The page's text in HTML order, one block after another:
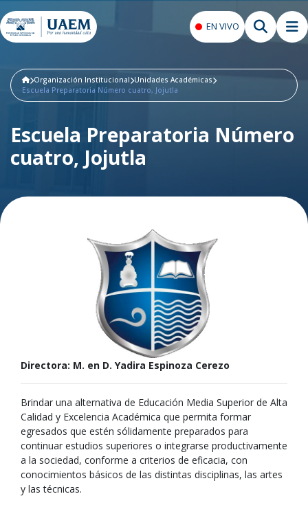
EN VIVO
Organización Institucional Unidades Académicas
Escuela Preparatoria Número cuatro, Jojutla
Escuela Preparatoria Número
cuatro, Jojutla
Directora: M. en D. Yadira Espinoza Cerezo
Brindar una alternativa de Educación Media Superior de Alta
Calidad y Excelencia Académica que permita formar
egresados que estén sólidamente preparados para
continuar estudios superiores o integrarse productivamente
a la sociedad, conforme a criterios de eficacia, con
conocimientos básicos de las distintas disciplinas, las artes
y las técnicas.